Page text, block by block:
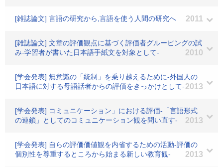
[雑誌論文] 言語の研究から,言語を使う人間の研究へ 2011
[雑誌論文] 文章の評価観点に基づく評価者グルーピングの試
み-学習者が書いた日本語手紙文を対象として-
2010
[学会発表] 無意識の「統制」を乗り越えるために-外国人の
日本語に対する母語話者からの評価をきっかけとして-2013
[学会発表] コミュニケーション」における評価-「言語形式
の連鎖」としてのコミュニケーション観を問い直す-
2013
[学会発表] 自らの評価価値観を内省するための活動-評価の
個別性を尊重するところから始まる新しい教育観-
2013